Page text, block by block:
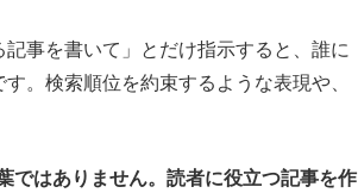
事を書いて」とだけ指示すると、誰に
。検索順位を約束するような表現や、
ではありません。読者に役立つ記事を作